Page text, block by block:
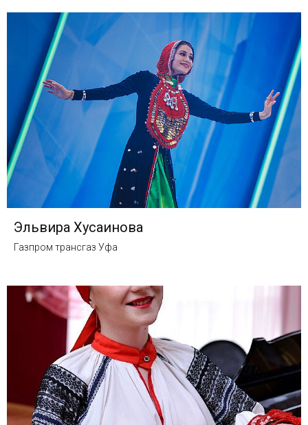
Эльвира Хусаинова
Газпром трансгаз Уфа